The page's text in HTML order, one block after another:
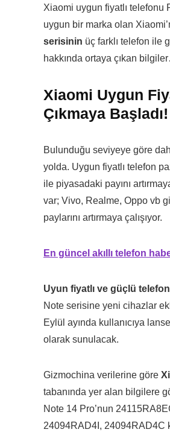
Xiaomi uygun fiyatlı telefonu
uygun bir marka olan
serisinin üç farklı telefon ile
hakkında ortaya çıkan
Xiaomi Uygun
Çıkmaya Başladı!
Bulunduğu seviyeye göre
yolda. Uygun fiyatlı telefon
ile piyasadaki payını
var; Vivo, Realme, Oppo vb
paylarını artırmaya çalışıyor.
En güncel akıllı telefon
Uyun fiyatlı ve güçlü telefon
Note serisine yeni cihazlar
Eylül ayında kullanıcıya
olarak sunulacak.
Gizmochina verilerine göre
tabanında yer alan bilgilere
Note 14 Pro’nun
24094RAD4I, 24094RAD4C